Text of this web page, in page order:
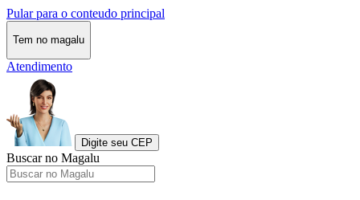
Pular para o conteudo principal
Tem no magalu
Atendimento
Digite seu CEP
Buscar no Magalu